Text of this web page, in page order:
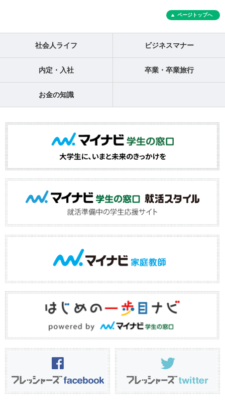
ページトップへ
社会人ライフ ビジネスマナー
内定・入社 卒業・卒業旅行
お金の知識